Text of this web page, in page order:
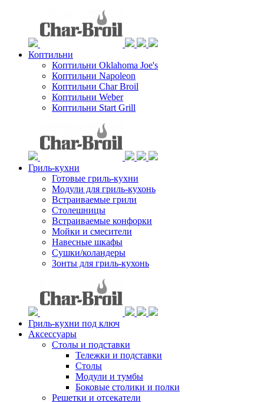
Коптильни
Коптильни Oklahoma Joe's
Коптильни Napoleon
Коптильни Char Broil
Коптильни Weber
Коптильни Start Grill
Гриль-кухни
Готовые гриль-кухни
Модули для гриль-кухонь
Встраиваемые грили
Столешницы
Встраиваемые конфорки
Мойки и смесители
Навесные шкафы
Сушки/коландеры
Зонты для гриль-кухонь
Гриль-кухни под ключ
Аксессуары
Столы и подставки
Тележки и подставки
Столы
Модули и тумбы
Боковые столики и полки
Решетки и отсекатели